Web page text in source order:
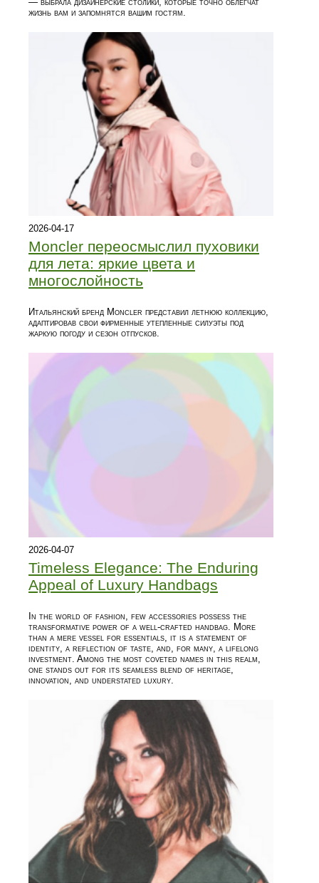
жизнь вам и запомнятся вашим гостям.
2026-04-17
Moncler переосмыслил пуховики
для лета: яркие цвета и
многослойность
Итальянский бренд Moncler представил летнюю коллекцию,
адаптировав свои фирменные утепленные силуэты под
жаркую погоду и сезон отпусков.
2026-04-07
Timeless Elegance: The Enduring
Appeal of Luxury Handbags
In the world of fashion, few accessories possess the
transformative power of a well-crafted handbag. More
than a mere vessel for essentials, it is a statement of
identity, a reflection of taste, and, for many, a lifelong
investment. Among the most coveted names in this realm,
one stands out for its seamless blend of heritage,
innovation, and understated luxury.